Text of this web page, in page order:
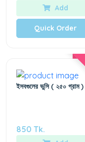
Add
Quick Order
ইসবগুলের ভুসি ( ২৫০ গ্রাম )
850 Tk.